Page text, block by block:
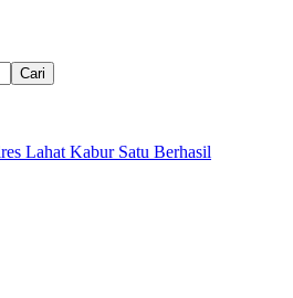
Cari
Lahat Kabur Satu Berhasil